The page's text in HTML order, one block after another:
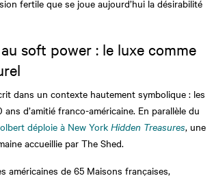
fertile que se joue aujourd’hui la désirabilité
soft power : le luxe comme
dans un contexte hautement symbolique : les
d’amitié franco-américaine. En parallèle du
déploie à New YorkHidden Treasures, une
accueillie par The Shed.
américaines de 65 Maisons françaises,